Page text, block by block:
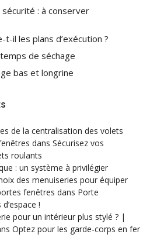
: à conserver
t-il les plans d’exécution ?
de séchage
bas et longrine
de la centralisation des volets
dans Sécurisez vos
roulants
: un système à privilégier
des menuiseries pour équiper
fenêtres dans Porte
!
pour un intérieur plus stylé ? |
Optez pour les garde-corps en fer